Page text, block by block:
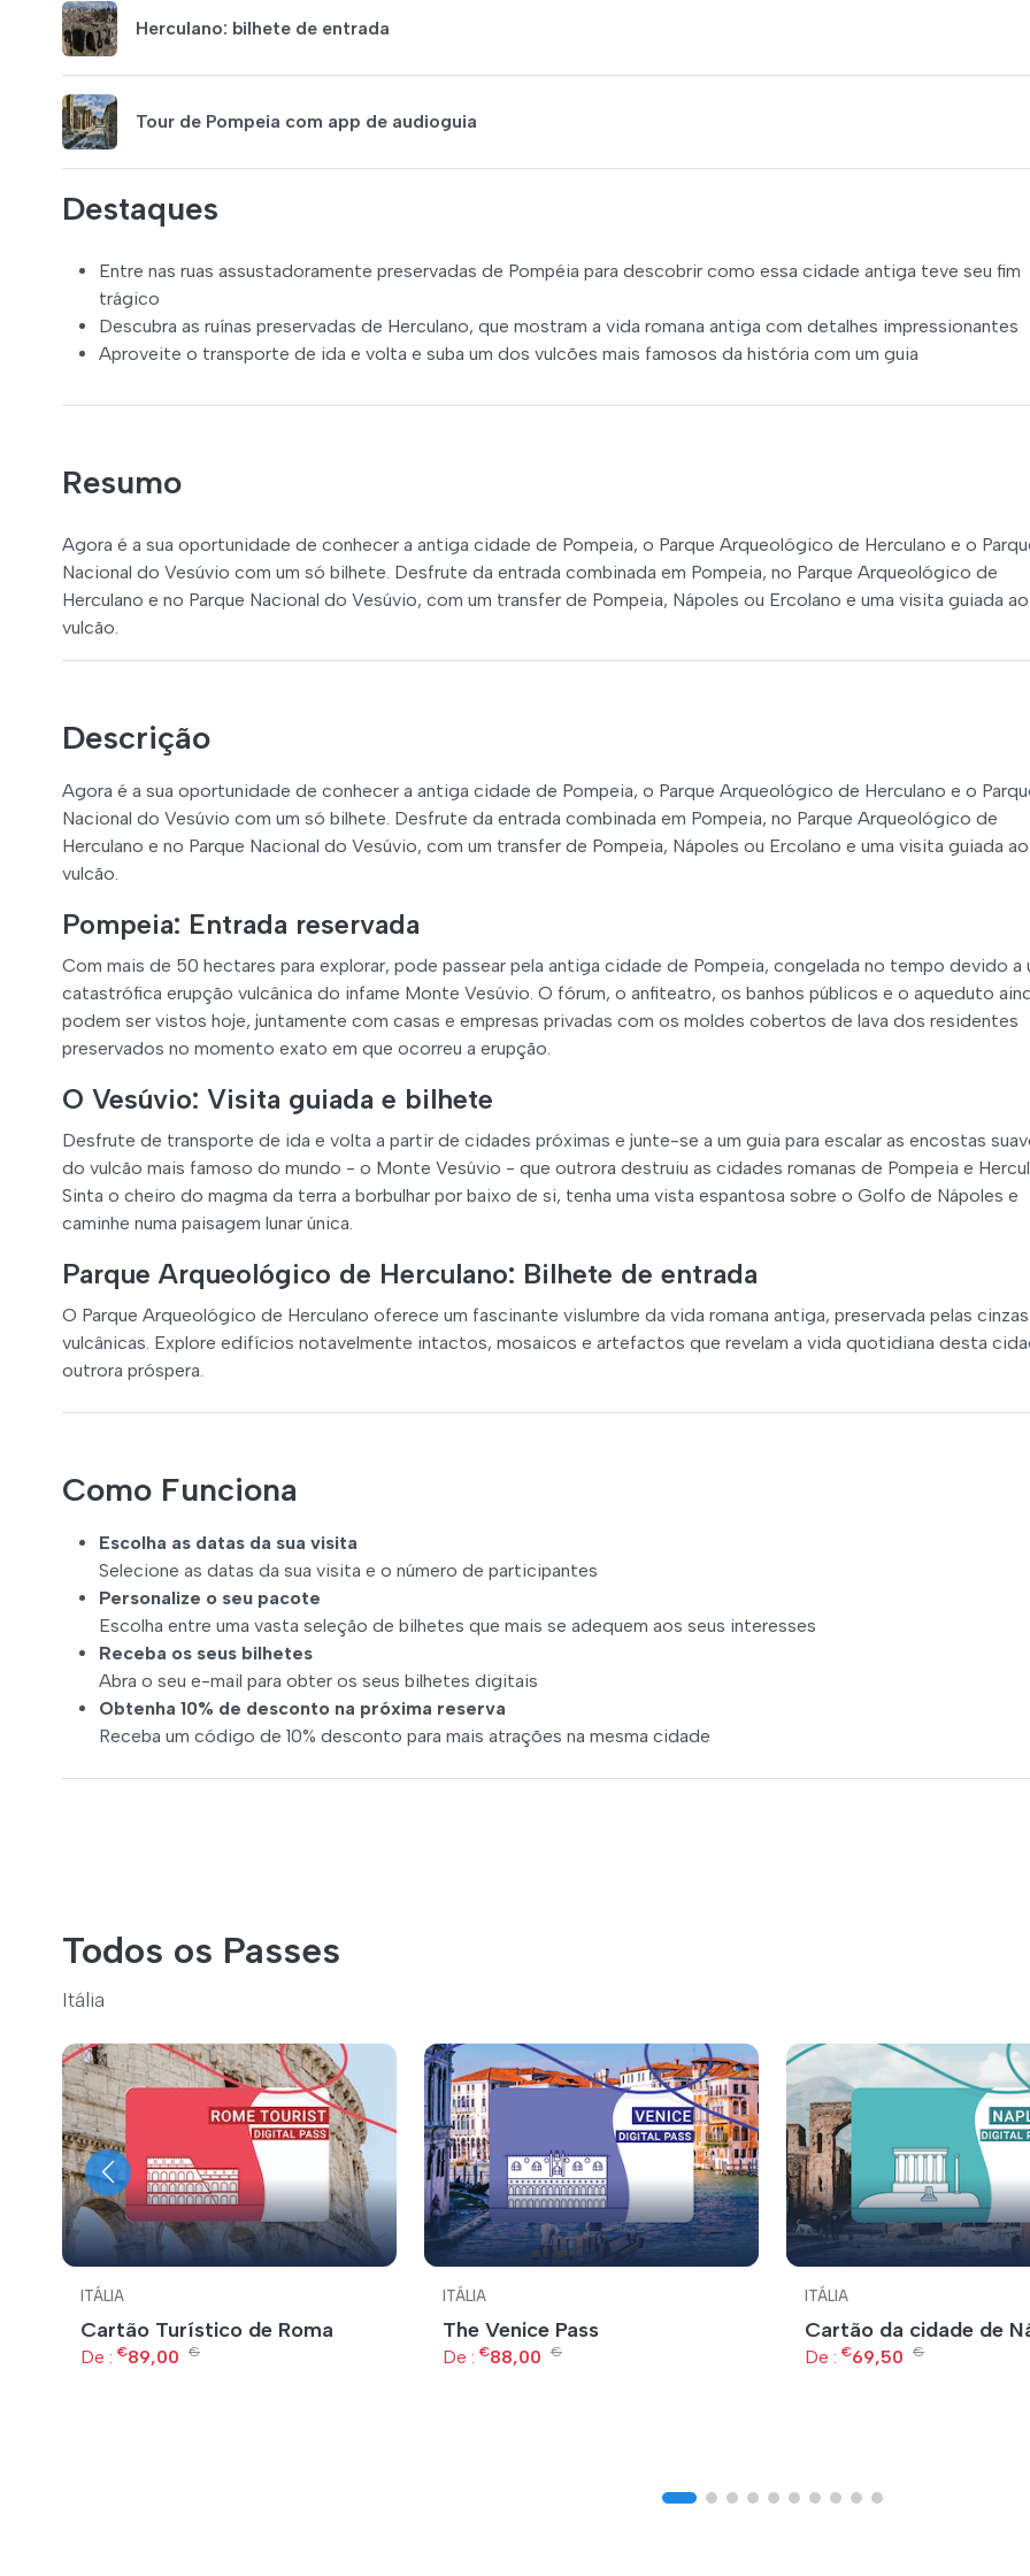
Herculano: bilhete de entrada
Tour de Pompeia com app de audioguia
Destaques
Entre nas ruas assustadoramente preservadas de Pompéia para descobrir como essa cidade antiga teve seu fim
trágico
Descubra as ruínas preservadas de Herculano, que mostram a vida romana antiga com detalhes impressionantes
Aproveite o transporte de ida e volta e suba um dos vulcões mais famosos da história com um guia
Resumo
Agora é a sua oportunidade de conhecer a antiga cidade de Pompeia, o Parque Arqueológico de Herculano e o
Nacional do Vesúvio com um só bilhete. Desfrute da entrada combinada em Pompeia, no Parque Arqueológico de
Herculano e no Parque Nacional do Vesúvio, com um transfer de Pompeia, Nápoles ou Ercolano e uma visita guiada ao
vulcão.
Descrição
Agora é a sua oportunidade de conhecer a antiga cidade de Pompeia, o Parque Arqueológico de Herculano e o
Nacional do Vesúvio com um só bilhete. Desfrute da entrada combinada em Pompeia, no Parque Arqueológico de
Herculano e no Parque Nacional do Vesúvio, com um transfer de Pompeia, Nápoles ou Ercolano e uma visita guiada ao
vulcão.
Pompeia: Entrada reservada
Com mais de 50 hectares para explorar, pode passear pela antiga cidade de Pompeia, congelada no tempo devido a
catastrófica erupção vulcânica do infame Monte Vesúvio. O fórum, o anfiteatro, os banhos públicos e o aqueduto
podem ser vistos hoje, juntamente com casas e empresas privadas com os moldes cobertos de lava dos residentes
preservados no momento exato em que ocorreu a erupção.
O Vesúvio: Visita guiada e bilhete
Desfrute de transporte de ida e volta a partir de cidades próximas e junte-se a um guia para escalar as encostas
do vulcão mais famoso do mundo - o Monte Vesúvio - que outrora destruiu as cidades romanas de Pompeia e
Sinta o cheiro do magma da terra a borbulhar por baixo de si, tenha uma vista espantosa sobre o Golfo de Nápoles e
caminhe numa paisagem lunar única.
Parque Arqueológico de Herculano: Bilhete de entrada
O Parque Arqueológico de Herculano oferece um fascinante vislumbre da vida romana antiga, preservada pelas cinzas
vulcânicas. Explore edifícios notavelmente intactos, mosaicos e artefactos que revelam a vida quotidiana desta
outrora próspera.
Como Funciona
Escolha as datas da sua visita
Selecione as datas da sua visita e o número de participantes
Personalize o seu pacote
Escolha entre uma vasta seleção de bilhetes que mais se adequem aos seus interesses
Receba os seus bilhetes
Abra o seu e-mail para obter os seus bilhetes digitais
Obtenha 10% de desconto na próxima reserva
Receba um código de 10% desconto para mais atrações na mesma cidade
Todos os Passes
Itália
ITÁLIA
Cartão Turístico de Roma
De : €89,00 €
ITÁLIA
The Venice Pass
De : €88,00 €
ITÁLIA
Cartão da cidade de
De : €69,50 €